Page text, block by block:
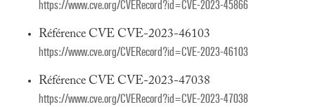
https://www.cve.org/CVERecord?id=CVE-2023-45866
Référence CVE CVE-2023-46103
https://www.cve.org/CVERecord?id=CVE-2023-46103
Référence CVE CVE-2023-47038
https://www.cve.org/CVERecord?id=CVE-2023-47038